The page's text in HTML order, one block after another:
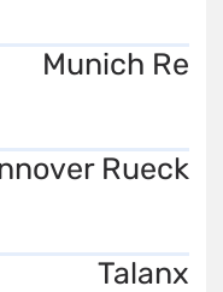
Munich Re
Rueck
Talanx